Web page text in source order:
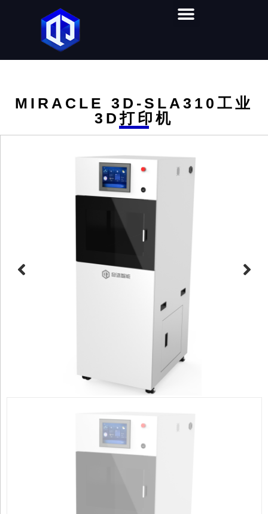
MIRACLE 3D-SLA310工业
3D打印机